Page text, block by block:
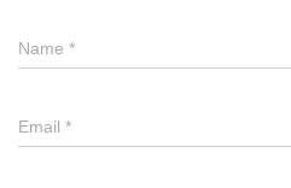
Name *
Email *